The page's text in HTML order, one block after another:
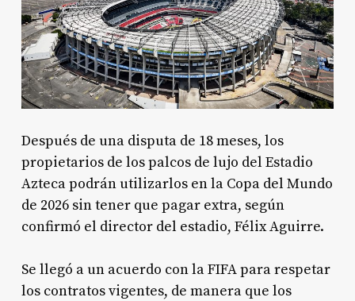
Después de una disputa de 18 meses, los
propietarios de los palcos de lujo del Estadio
Azteca podrán utilizarlos en la Copa del Mundo
de 2026 sin tener que pagar extra, según
confirmó el director del estadio, Félix Aguirre.
Se llegó a un acuerdo con la FIFA para respetar
los contratos vigentes, de manera que los